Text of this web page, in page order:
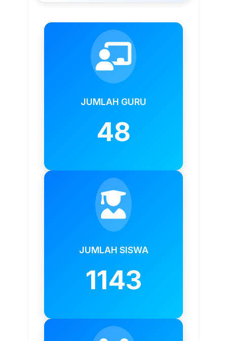
JUMLAH GURU
48
JUMLAH SISWA
1143